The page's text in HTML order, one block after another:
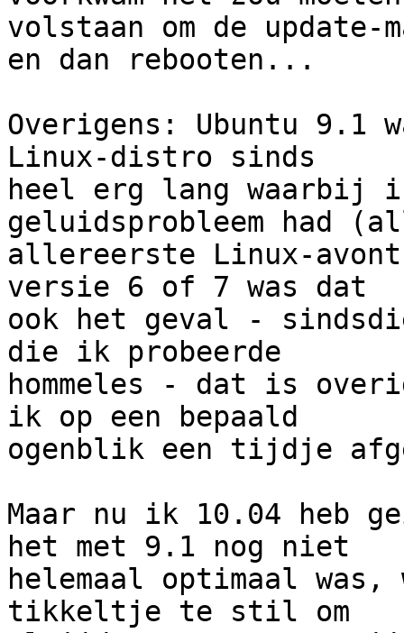
volstaan om de update-
en dan rebooten...
Overigens: Ubuntu 9.1
Linux-distro sinds
heel erg lang waarbij
geluidsprobleem had
allereerste Linux-
versie 6 of 7 was dat
ook het geval -
die ik probeerde
hommeles - dat is
ik op een bepaald
ogenblik een tijdje
Maar nu ik 10.04 heb
het met 9.1 nog niet
helemaal optimaal
tikkeltje te stil om